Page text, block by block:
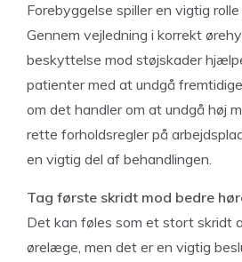
Forebyggelse spiller en vigtig
Gennem vejledning i korrekt
beskyttelse mod støjskader
patienter med at undgå
om det handler om at undgå høj
rette forholdsregler på
en vigtig del af behandlingen.
Tag første skridt mod bedre
Det kan føles som et stort skridt
ørelæge, men det er en vigtig